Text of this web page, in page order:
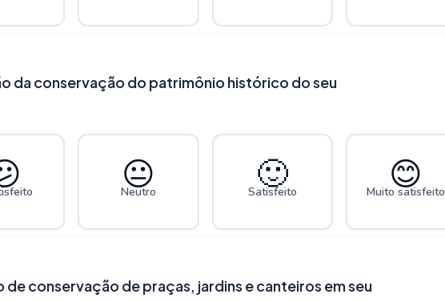
da conservação do patrimônio histórico do seu
😐
Neutro 🙂
Satisfeito 😊
Muito satisfeito
de conservação de praças, jardins e canteiros em seu